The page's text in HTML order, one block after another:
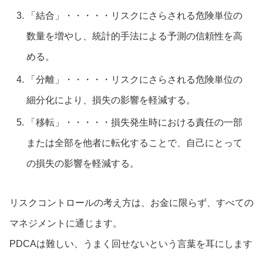
「結合」・・・・・リスクにさらされる危険単位の
数量を増やし、統計的手法による予測の信頼性を高
める。
「分離」・・・・・リスクにさらされる危険単位の
細分化により、損失の影響を軽減する。
「移転」・・・・・損失発生時における責任の一部
または全部を他者に転化することで、自己にとって
の損失の影響を軽減する。
リスクコントロールの考え方は、お金に限らず、すべての
マネジメントに通じます。
PDCAは難しい、うまく回せないという言葉を耳にします